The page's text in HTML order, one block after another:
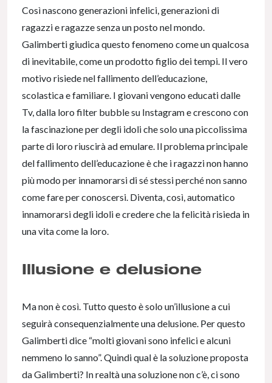
Così nascono generazioni infelici, generazioni di
ragazzi e ragazze senza un posto nel mondo.
Galimberti giudica questo fenomeno come un qualcosa
di inevitabile, come un prodotto figlio dei tempi. Il vero
motivo risiede nel fallimento dell’educazione,
scolastica e familiare. I giovani vengono educati dalle
Tv, dalla loro filter bubble su Instagram e crescono con
la fascinazione per degli idoli che solo una piccolissima
parte di loro riuscirà ad emulare. Il problema principale
del fallimento dell’educazione è che i ragazzi non hanno
più modo per innamorarsi di sé stessi perché non sanno
come fare per conoscersi. Diventa, così, automatico
innamorarsi degli idoli e credere che la felicità risieda in
una vita come la loro.
Illusione e delusione
Ma non è così. Tutto questo è solo un’illusione a cui
seguirà consequenzialmente una delusione. Per questo
Galimberti dice “molti giovani sono infelici e alcuni
nemmeno lo sanno”. Quindi qual è la soluzione proposta
da Galimberti? In realtà una soluzione non c’è, ci sono